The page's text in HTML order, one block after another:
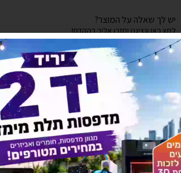
יש לך שאלה על המוצר?
לחץ כאן ונציגנו יחזרו אליך בהקדם!
אותך גם